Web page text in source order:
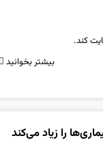
کند.
بیشتر بخوانید
را زیاد می‌کند